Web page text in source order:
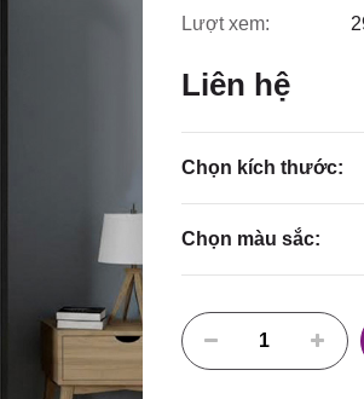
Lượt xem:
Liên hệ
Chọn kích thước:
Chọn màu sắc: